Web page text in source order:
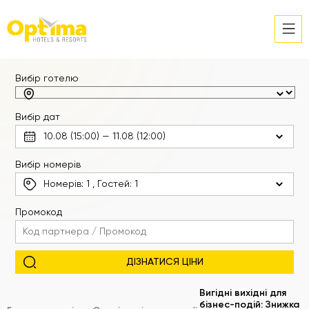
Вибір готелю
Вибір дат
Вибір номерів
Номерів:1 , Гостей: 1
Промокод
Вигідні вихідні для
бізнес-подій: Знижка